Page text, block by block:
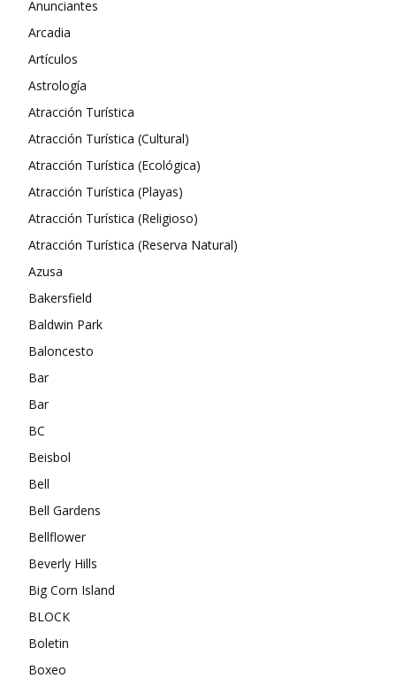
Anunciantes
Arcadia
Artículos
Astrología
Atracción Turística
Atracción Turística (Cultural)
Atracción Turística (Ecológica)
Atracción Turística (Playas)
Atracción Turística (Religioso)
Atracción Turística (Reserva Natural)
Azusa
Bakersfield
Baldwin Park
Baloncesto
Bar
Bar
BC
Beisbol
Bell
Bell Gardens
Bellflower
Beverly Hills
Big Corn Island
BLOCK
Boletin
Boxeo